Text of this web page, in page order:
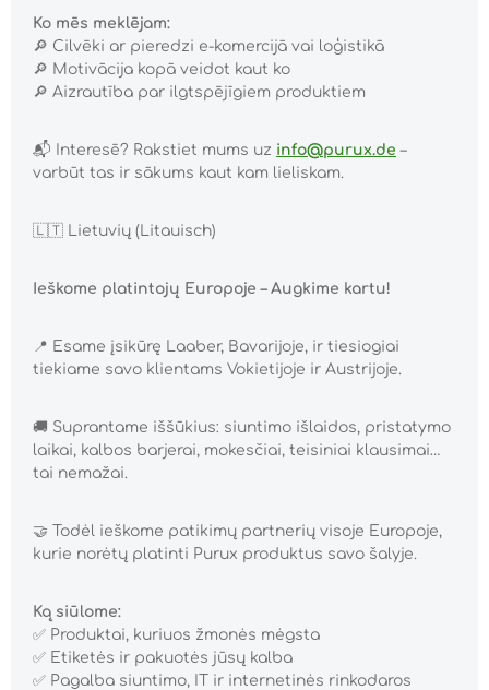
Ko mēs meklējam:
🔎 Cilvēki ar pieredzi e-komercijā vai loģistikā
🔎 Motivācija kopā veidot kaut ko
🔎 Aizrautība par ilgtspējīgiem produktiem
📬 Interesē? Rakstiet mums uz info@purux.de –
varbūt tas ir sākums kaut kam lieliskam.
​🇱🇹 Lietuvių (Litauisch)
Ieškome platintojų Europoje – Augkime kartu!
📍 Esame įsikūrę Laaber, Bavarijoje, ir tiesiogiai
tiekiame savo klientams Vokietijoje ir Austrijoje.
🚚 Suprantame iššūkius: siuntimo išlaidos, pristatymo
laikai, kalbos barjerai, mokesčiai, teisiniai klausimai…
tai nemažai.
🤝
Todėl ieškome patikimų partnerių visoje Europoje,
kurie norėtų platinti Purux produktus savo šalyje.
Ką siūlome:
✅ Produktai, kuriuos žmonės mėgsta
✅ Etiketės ir pakuotės jūsų kalba
✅ Pagalba siuntimo, IT ir internetinės rinkodaros